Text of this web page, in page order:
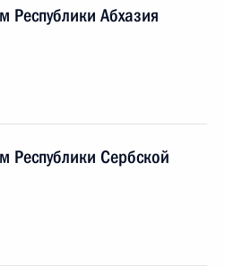
Республики Абхазия
Республики Сербской